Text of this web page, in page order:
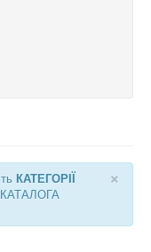
×
КАТЕГОРІЇ
КАТАЛОГА